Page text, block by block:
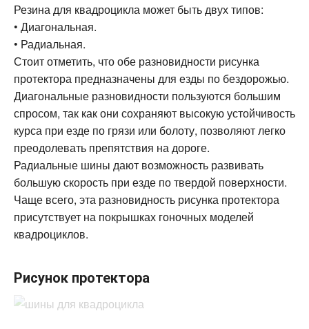
Резина для квадроцикла может быть двух типов:
• Диагональная.
• Радиальная.
Стоит отметить, что обе разновидности рисунка
протектора предназначены для езды по бездорожью.
Диагональные разновидности пользуются большим
спросом, так как они сохраняют высокую устойчивость
курса при езде по грязи или болоту, позволяют легко
преодолевать препятствия на дороге.
Радиальные шины дают возможность развивать
большую скорость при езде по твердой поверхности.
Чаще всего, эта разновидность рисунка протектора
присутствует на покрышках гоночных моделей
квадроциклов.
Рисунок протектора